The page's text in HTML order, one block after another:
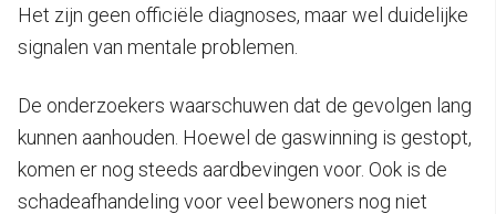
Het zijn geen officiële diagnoses, maar wel duidelijke
signalen van mentale problemen.
De onderzoekers waarschuwen dat de gevolgen lang
kunnen aanhouden. Hoewel de gaswinning is gestopt,
komen er nog steeds aardbevingen voor. Ook is de
schadeafhandeling voor veel bewoners nog niet